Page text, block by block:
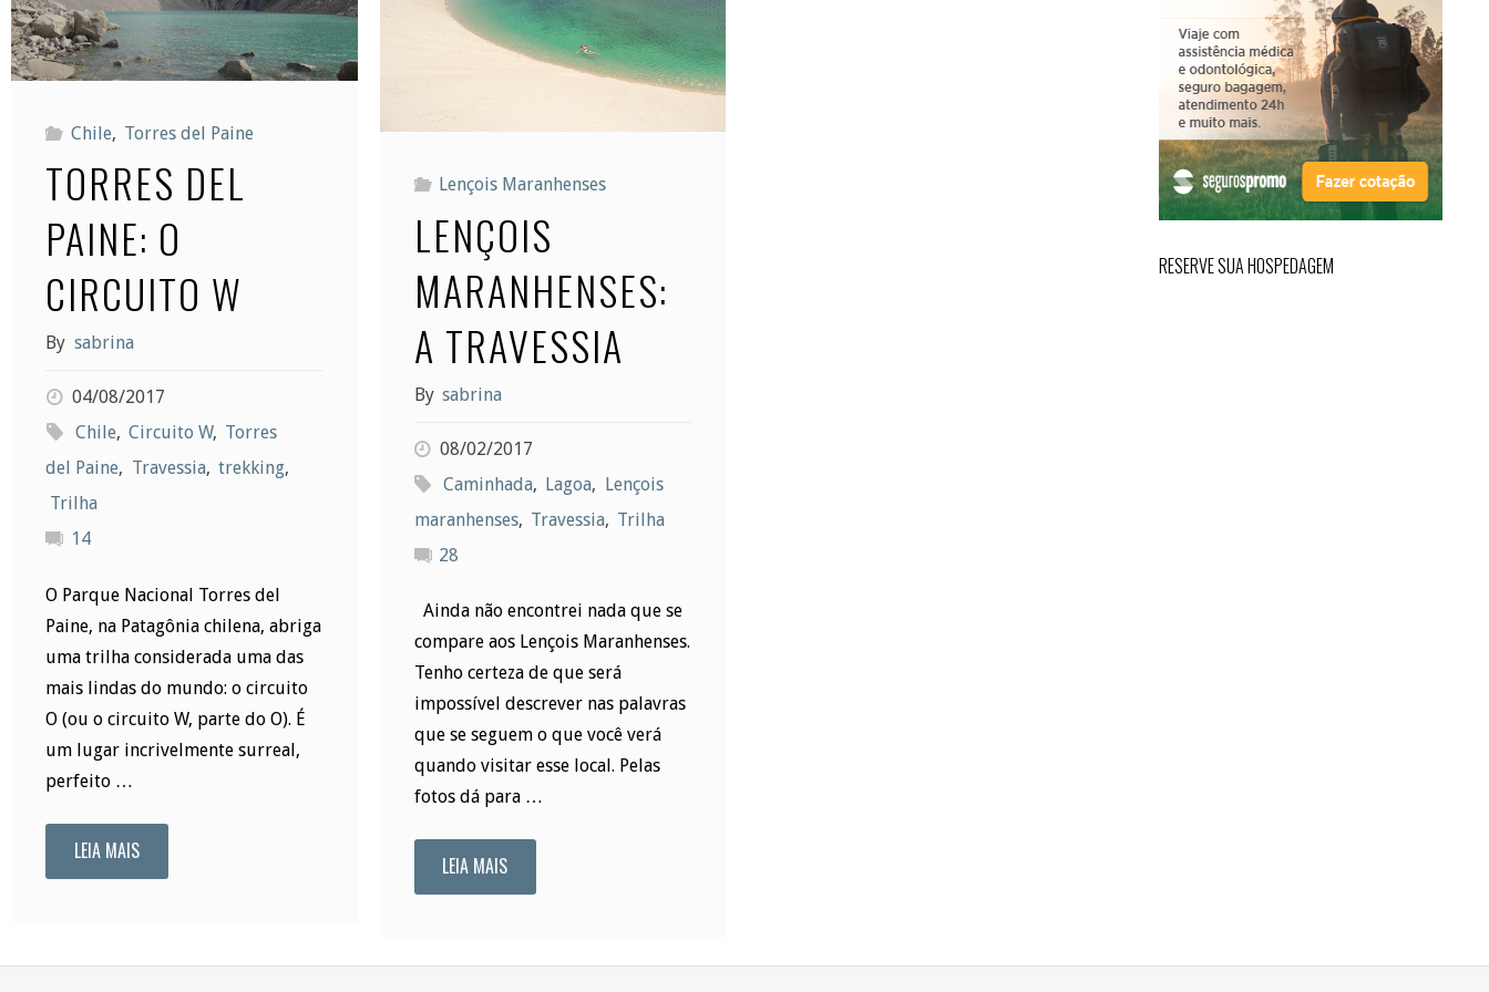
Chile, Torres del Paine
TORRES DEL
PAINE: O
CIRCUITO W
By sabrina
04/08/2017
Chile, Circuito W, Torres
del Paine, Travessia, trekking,
Trilha
14
O Parque Nacional Torres del
Paine, na Patagônia chilena, abriga
uma trilha considerada uma das
mais lindas do mundo: o circuito
O (ou o circuito W, parte do O). É
um lugar incrivelmente surreal,
perfeito …
LEIA MAIS"Torres
Lençois Maranhenses
LENÇOIS
MARANHENSES:
A TRAVESSIA
By sabrina
08/02/2017
Caminhada, Lagoa, Lençois
maranhenses, Travessia, Trilha
28
Ainda não encontrei nada que se
compare aos Lençois Maranhenses.
Tenho certeza de que será
impossível descrever nas palavras
que se seguem o que você verá
quando visitar esse local. Pelas
fotos dá para …
LEIA MAIS"Lençois
a
RESERVE SUA HOSPEDAGEM